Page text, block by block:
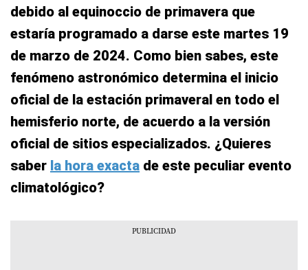
debido al equinoccio de primavera que
estaría programado a darse este martes 19
de marzo de 2024. Como bien sabes, este
fenómeno astronómico determina el inicio
oficial de la estación primaveral en todo el
hemisferio norte, de acuerdo a la versión
oficial de sitios especializados. ¿Quieres
saber la hora exacta de este peculiar evento
climatológico?